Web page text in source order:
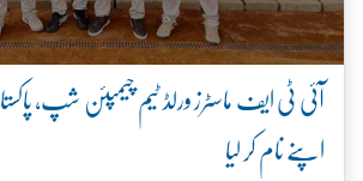
آئی ٹی ایف ماسٹرز ورلڈ ٹیم چیمپئن شپ،
اپنے نام کر لیا